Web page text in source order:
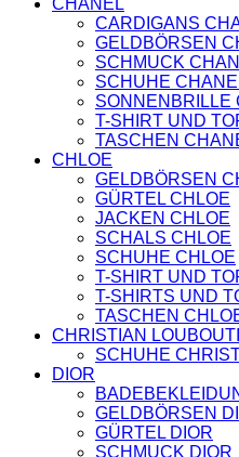
TASCHEN
VERSACE
ALEXANDER
MCQUEEN
SCHUHE
BALENCIAGA
SCHUHE
GÜRTEL
HOODIES
JACKEN
SCHALS
TASCHEN
TASCHEN
CHANEL
CARDIGANS
GELDBÖRSEN
SCHMUCK
SCHUHE
SONNENBRILLE
T-SHIRT UND
TASCHEN
CHLOE
GELDBÖRSEN
GÜRTEL CHLOE
JACKEN CHLOE
SCHALS CHLOE
SCHUHE CHLOE
T-SHIRT UND
T-SHIRTS UND
TASCHEN
CHRISTIAN
SCHUHE
DIOR
GELDBÖRSEN
GÜRTEL DIOR
SCHMUCK DIOR